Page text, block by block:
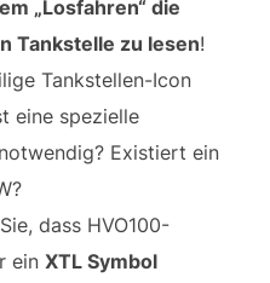
„Losfahren“ die
Tankstelle zu lesen!
Tankstellen-Icon
eine spezielle
Existiert ein
dass HVO100-
ein XTL Symbol